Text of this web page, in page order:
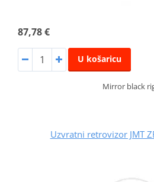
87,78 €
U košaricu
Mirror black
Uzvratni retrovizor JMT